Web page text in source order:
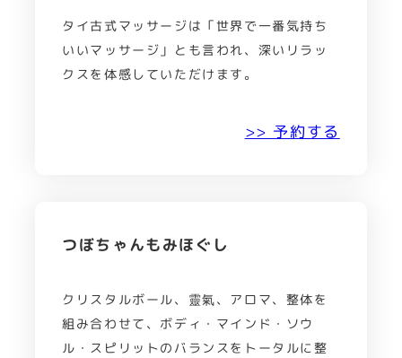
タイ古式マッサージは「世界で一番気持ち
いいマッサージ」とも言われ、深いリラッ
クスを体感していただけます。
>> 予約する
つぼちゃんもみほぐし
クリスタルボール、靈氣、アロマ、整体を
組み合わせて、ボディ・マインド・ソウ
ル・スピリットのバランスをトータルに整